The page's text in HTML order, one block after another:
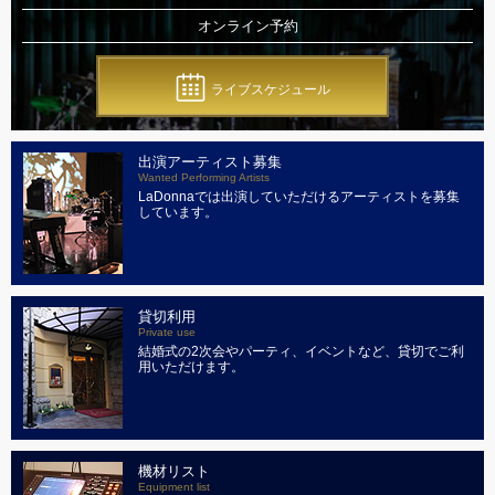
オンライン予約
ライブスケジュール
出演アーティスト募集
Wanted Performing Artists
LaDonnaでは出演していただけるアーティストを募集
しています。
貸切利用
Private use
結婚式の2次会やパーティ、イベントなど、貸切でご利
用いただけます。
機材リスト
Equipment list